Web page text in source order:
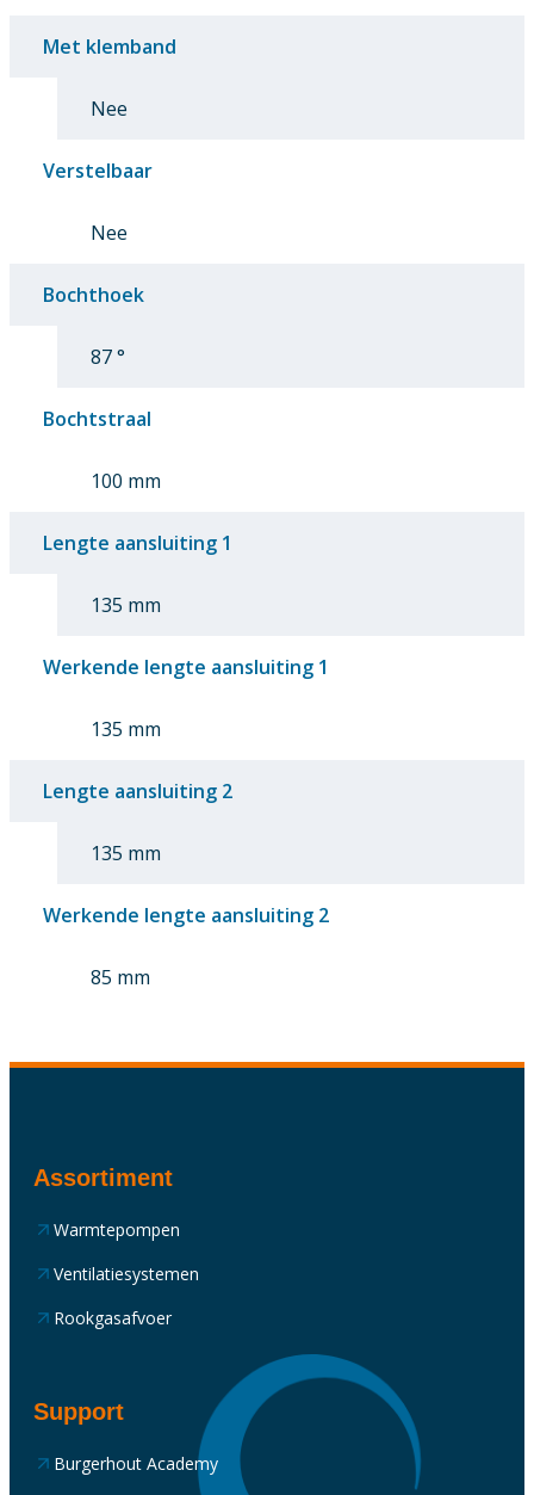
Met klemband
Nee
Verstelbaar
Nee
Bochthoek
87 °
Bochtstraal
100 mm
Lengte aansluiting 1
135 mm
Werkende lengte aansluiting 1
135 mm
Lengte aansluiting 2
135 mm
Werkende lengte aansluiting 2
85 mm
Assortiment
Warmtepompen
Ventilatiesystemen
Rookgasafvoer
Support
Burgerhout Academy